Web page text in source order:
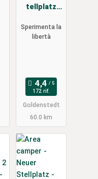
tellplatz
gsee -
Sperimenta la
libertà
172 rif.
Goldenstedt
60.0 km